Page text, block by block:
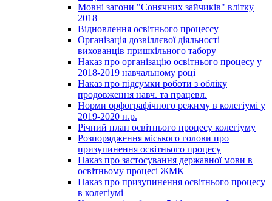
Мовні загони "Сонячних зайчиків" влітку
2018
Відновлення освітнього процессу
Організація дозвіллєвої діяльності
вихованців пришкільного табору
Наказ про організацію освітнього процесу у
2018-2019 навчальному році
Наказ про підсумки роботи з обліку
продовження навч. та працевл.
Норми орфографічного режиму в колегіумі у
2019-2020 н.р.
Річний план освітнього процесу колегіуму
Розпорядження міського голови про
призупинення освітнього процесу
Наказ про застосування державної мови в
освітньому процесі ЖМК
Наказ про призупинення освітнього процесу
в колегіумі